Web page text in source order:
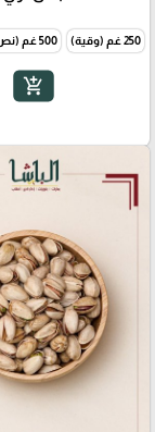
250 غم (وقية) 500 غم (نص كيلو)
add_shopping_cart